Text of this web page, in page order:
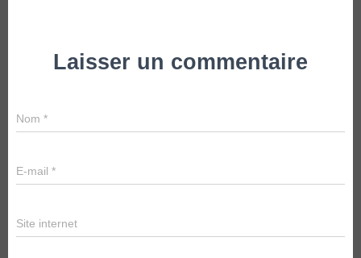
Laisser un commentaire
Nom *
E-mail *
Site internet